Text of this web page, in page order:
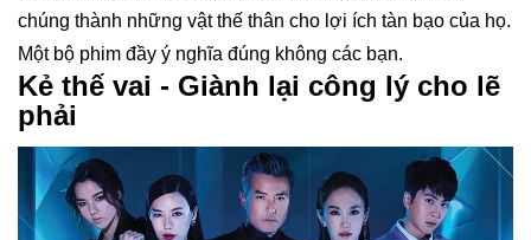
chúng thành những vật thế thân cho lợi ích tàn bạo của họ.
Một bộ phim đầy ý nghĩa đúng không các bạn.
Kẻ thế vai - Giành lại công lý cho lẽ
phải